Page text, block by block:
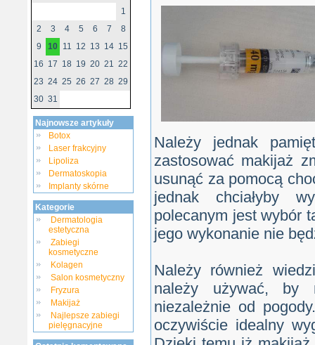
1
2
3 4 5 6 7
8
9
10 11 12 13 14 15
16 17 18 19 20 21 22
23 24 25 26 27 28 29
30 31
Najnowsze artykuły
Botox
Laser frakcyjny
Lipoliza
Dermatoskopia
Implanty skórne
Kategorie
Dermatologia
estetyczna
Zabiegi
kosmetyczne
Kolagen
Salon kosmetyczny
Fryzura
Makijaż
Najlepsze zabiegi
pielęgnacyjne
Należy jednak
zastosować makijaż
usunąć za pomocą
jednak chciałyby
polecanym jest wybór
jego wykonanie nie
Należy również
należy używać, by
niezależnie od
oczywiście idealny